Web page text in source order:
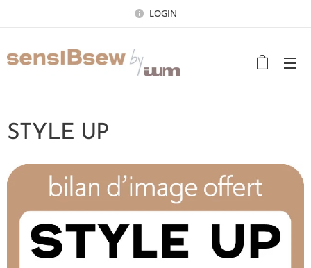
LOGIN
STYLE UP